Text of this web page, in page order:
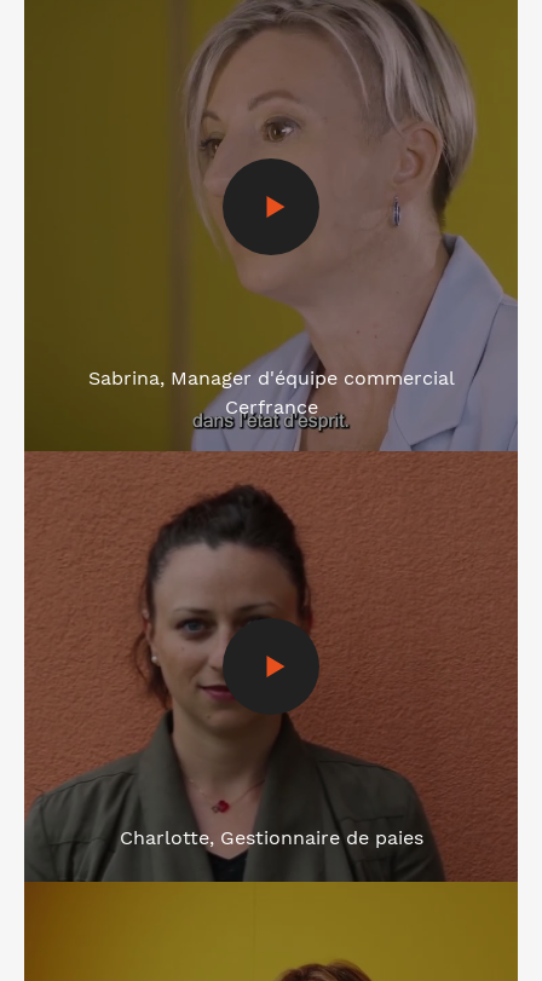
Sabrina, Manager d'équipe commercial
Cerfrance
Charlotte, Gestionnaire de paies